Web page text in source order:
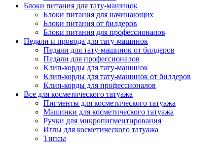
Блоки питания для тату-машинок
Блоки питания для начинающих
Блоки питания от билдеров
Блоки питания для профессионалов
Педали и провода для тату-машинок
Педали для тату-машинок от билдеров
Педали для профессионалов
Клип-корды для тату-машинок
Клип-корды для тату-машинок от билдеров
Клип-корды для профессионалов
Все для косметического татуажа
Пигменты для косметического татуажа
Машинки для косметического татуажа
Ручки для микропигментирования
Иглы для косметического татуажа
Типсы